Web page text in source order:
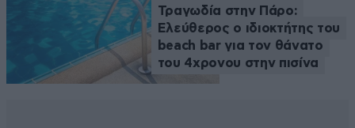
Τραγωδία στην Πάρο:
Ελεύθερος ο ιδιοκτήτης του
beach bar για τον θάνατο
του 4χρονου στην πισίνα